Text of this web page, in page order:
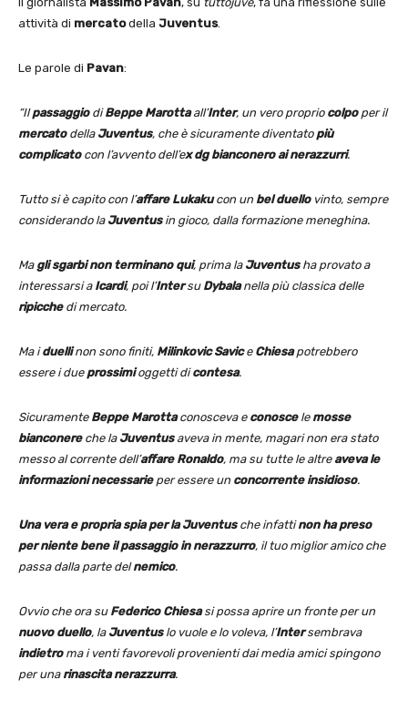
attività di mercatodella Juventus.
Le parole di Pavan:
“IlpassaggiodiBeppe Marottaall’Inter, un vero proprio colpoper il
mercatodella Juventus, che è sicuramente diventato più
complicatocon l’avvento dell’ex dg bianconero ai nerazzurri.
Tutto si è capito con l’affare Lukakucon un bel duellovinto, sempre
considerando la Juventusin gioco, dalla formazione meneghina.
Ma gli sgarbi non terminano qui, prima la Juventusha provato a
interessarsi a Icardi, poi l’Intersu Dybalanella più classica delle
ripicchedi mercato.
Ma iduellinon sono finiti, Milinkovic Savice Chiesapotrebbero
essere i due prossimioggetti dicontesa.
Sicuramente Beppe Marottaconosceva e conoscele mosse
bianconereche la Juventusaveva in mente, magari non era stato
messo al corrente dell’affare Ronaldo, ma su tutte le altreaveva le
informazioni necessarieper essere un concorrente insidioso.
Una vera e propria spia per la Juventusche infattinon ha preso
per niente bene il passaggio in nerazzurro, il tuo miglior amico che
passa dalla parte delnemico.
Ovvio che ora su Federico Chiesasi possa aprire un fronte per un
nuovo duello, la Juventuslo vuole e lo voleva, l’Intersembrava
indietroma i venti favorevoli provenienti dai media amici spingono
per una rinascita nerazzurra.